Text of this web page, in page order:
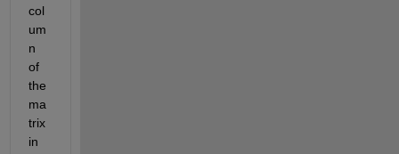
col
um
n
of
the
ma
trix
in